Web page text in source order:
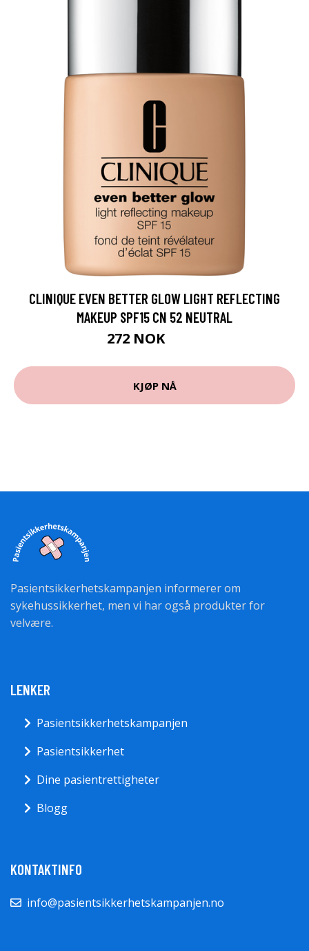
CLINIQUE EVEN BETTER GLOW LIGHT REFLECTING
MAKEUP SPF15 CN 52 NEUTRAL
272 NOK
KJØP NÅ
Pasientsikkerhetskampanjen informerer om
sykehussikkerhet, men vi har også produkter for
velvære.
LENKER
Pasientsikkerhetskampanjen
Pasientsikkerhet
Dine pasientrettigheter
Blogg
KONTAKTINFO
info@pasientsikkerhetskampanjen.no